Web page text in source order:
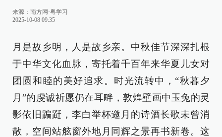
来源： 南方网·粤学习
2025-10-08 09:35
月是故乡明，人是故乡亲。中秋佳节深深扎根
于中华文化血脉，寄托着千百年来华夏儿女对
团圆和睦的美好追求。时光流转中，“秋暮夕
月”的虔诚祈愿仍在耳畔，敦煌壁画中玉兔的灵
影依旧蹁跹，李白举杯邀月的诗酒长歌未曾消
散，空间站舷窗外地月同辉之景再书新卷。这